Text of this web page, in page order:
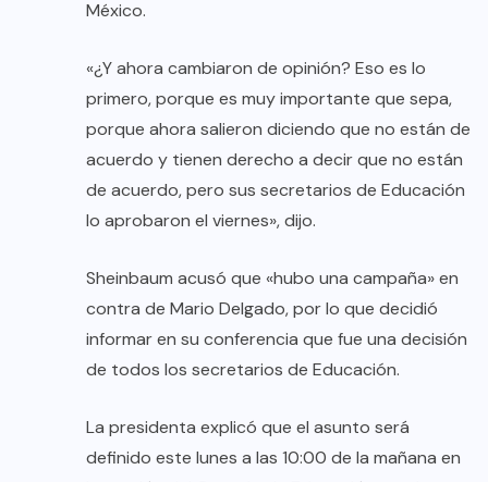
México.
«¿Y ahora cambiaron de opinión? Eso es lo
primero, porque es muy importante que sepa,
porque ahora salieron diciendo que no están de
acuerdo y tienen derecho a decir que no están
de acuerdo, pero sus secretarios de Educación
lo aprobaron el viernes», dijo.
Sheinbaum acusó que «hubo una campaña» en
contra de Mario Delgado, por lo que decidió
informar en su conferencia que fue una decisión
de todos los secretarios de Educación.
La presidenta explicó que el asunto será
definido este lunes a las 10:00 de la mañana en